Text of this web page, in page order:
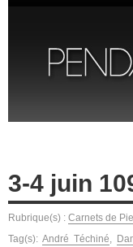
3-4 juin
Rubrique(s) : Carnets de
Tag(s): André Téchiné,